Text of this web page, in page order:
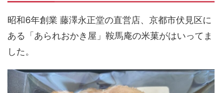
昭和6年創業 藤澤永正堂の直営店、京都市伏見区に
ある「あられおかき屋」鞍馬庵の米菓がはいってま
した。